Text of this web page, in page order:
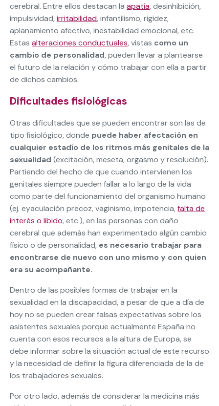
cerebral. Entre ellos destacan la apatía, desinhibición,
impulsividad, irritabilidad, infantilismo, rigidez,
aplanamiento afectivo, inestabilidad emocional, etc.
Estas alteraciones conductuales, vistas como un
cambio de personalidad, pueden llevar a plantearse
el futuro de la relación y cómo trabajar con ella a partir
de dichos cambios.
Dificultades fisiológicas
Otras dificultades que se pueden encontrar son las de
tipo fisiológico, donde puede haber afectación en
cualquier estadío de los ritmos más genitales de la
sexualidad (excitación, meseta, orgasmo y resolución).
Partiendo del hecho de que cuando intervienen los
genitales siempre pueden fallar a lo largo de la vida
como parte del funcionamiento del organismo humano
(ej. eyaculación precoz, vaginismo, impotencia, falta de
interés o libido, etc.), en las personas con daño
cerebral que además han experimentado algún cambio
físico o de personalidad, es necesario trabajar para
encontrarse de nuevo con uno mismo y con quien
era su acompañante.
Dentro de las posibles formas de trabajar en la
sexualidad en la discapacidad, a pesar de que a día de
hoy no se pueden crear falsas expectativas sobre los
asistentes sexuales porque actualmente España no
cuenta con esos recursos a la altura de Europa, se
debe informar sobre la situación actual de este recurso
y la necesidad de definir la figura diferenciada de la de
los trabajadores sexuales.
Por otro lado, además de considerar la medicina más